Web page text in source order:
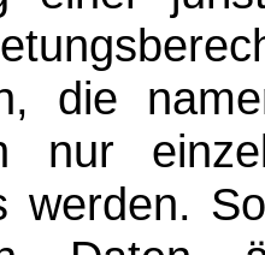
die
nur
werden.